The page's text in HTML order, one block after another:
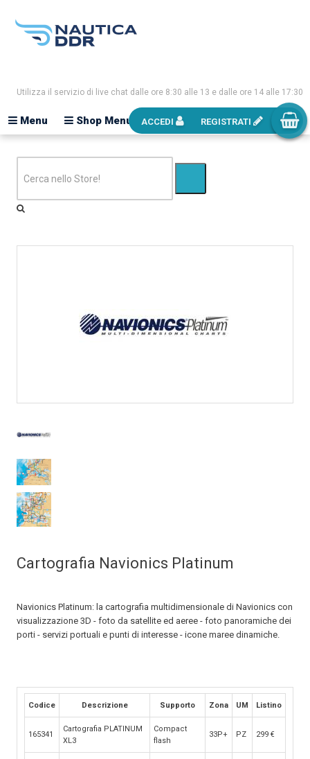
Utilizza il servizio di live chat dalle ore 8:30 alle 13 e dalle ore 14 alle 17:30
Shop Menu
Menu ACCEDI REGISTRATI
Cartografia Navionics Platinum
Navionics Platinum: la cartografia multidimensionale di Navionics con
visualizzazione 3D - foto da satellite ed aeree - foto panoramiche dei
porti - servizi portuali e punti di interesse - icone maree dinamiche.
Codice Descrizione Supporto Zona UM Listino
165341
Cartografia PLATINUM
XL3
Compact
flash
33P+ PZ 299 €